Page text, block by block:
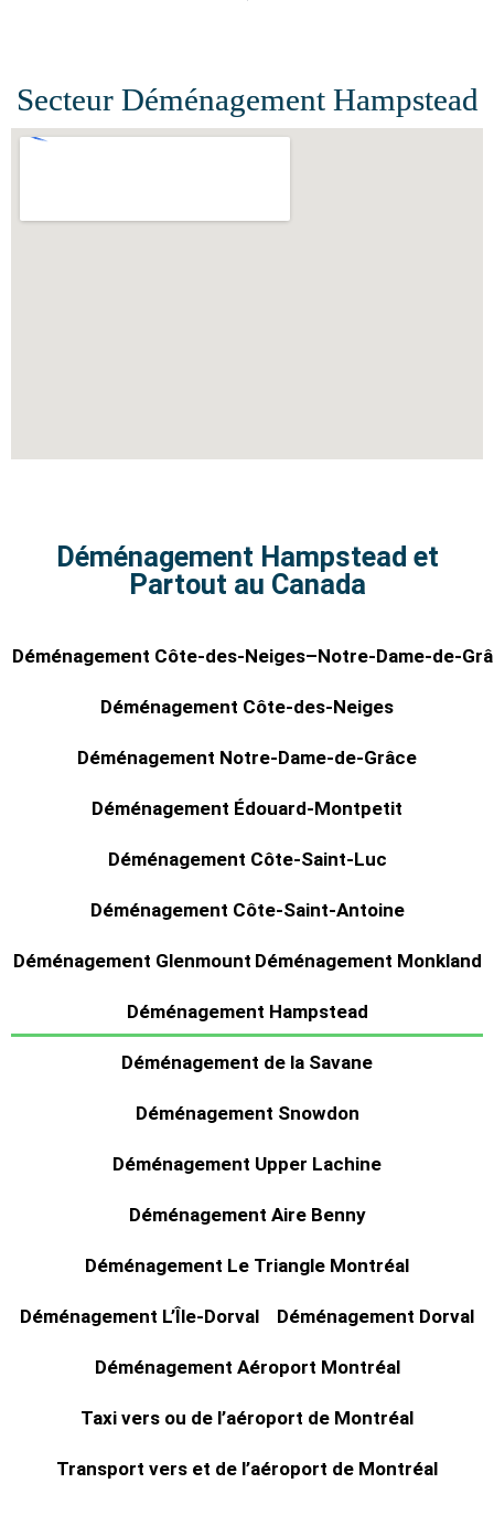
Secteur Déménagement Hampstead
Déménagement Hampstead et
Partout au Canada
Déménagement Côte-des-Neiges–Notre-Dame-de-
Déménagement Côte-des-Neiges
Déménagement Notre-Dame-de-Grâce
Déménagement Édouard-Montpetit
Déménagement Côte-Saint-Luc
Déménagement Côte-Saint-Antoine
Déménagement Glenmount Déménagement Monkland
Déménagement Hampstead
Déménagement de la Savane
Déménagement Snowdon
Déménagement Upper Lachine
Déménagement Aire Benny
Déménagement Le Triangle Montréal
Déménagement L’Île-Dorval Déménagement Dorval
Déménagement Aéroport Montréal
Taxi vers ou de l’aéroport de Montréal
Transport vers et de l’aéroport de Montréal